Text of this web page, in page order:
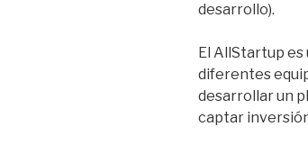
desarrollo).
El AllStartup es
diferentes
desarrollar un
captar